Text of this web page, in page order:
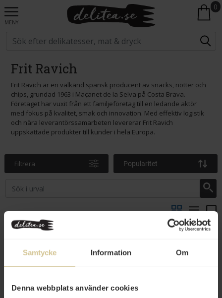
Samtycke Information Om
Denna webbplats använder cookies
MENY
0
Frit Ravich
Frit Ravich är en välkänd spansk producent av snacks, nötter och
chips, grundad 1963 i Maçanet de la Selva på Costa Brava.
Företaget har vuxit från ett familjeföretag till en ledande aktör
med fokus på kvalitet, smak och innovation. Med effektiv logistik
och nära leverantörssamarbeten levererar Frit Ravich
uppskattade produkter till kunder i hela Europa.
Filtrera Popularitet